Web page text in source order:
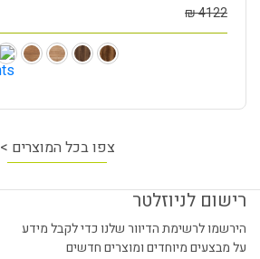
4122
₪
צפו בכל המוצרים >
רישום לניוזלטר
הירשמו לרשימת הדיוור שלנו כדי לקבל מידע
על מבצעים מיוחדים ומוצרים חדשים